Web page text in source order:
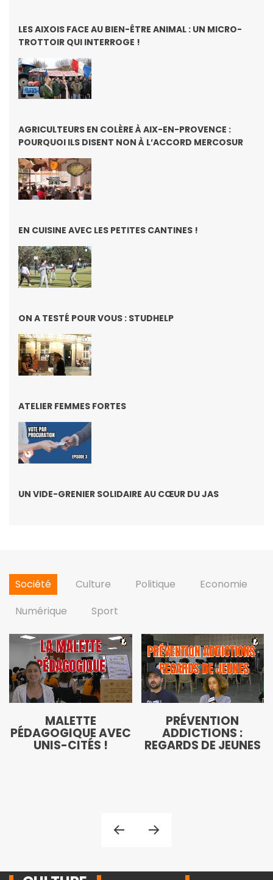
LES AIXOIS FACE AU BIEN-ÊTRE ANIMAL : UN MICRO-
TROTTOIR QUI INTERROGE !
AGRICULTEURS EN COLÈRE À AIX-EN-PROVENCE :
POURQUOI ILS DISENT NON À L’ACCORD MERCOSUR
EN CUISINE AVEC LES PETITES CANTINES !
ON A TESTÉ POUR VOUS : STUDHELP
ATELIER FEMMES FORTES
UN VIDE-GRENIER SOLIDAIRE AU CŒUR DU JAS
Société Culture Politique
Economie
Numérique
Sport
MALETTE
PÉDAGOGIQUE AVEC
UNIS-CITÉS !
PRÉVENTION
ADDICTIONS :
REGARDS DE JEUNES